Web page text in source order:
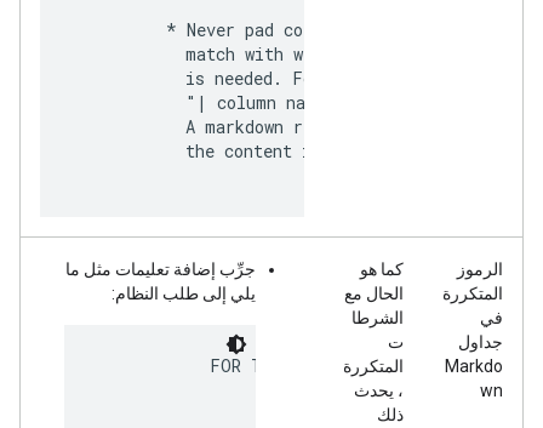
* Never pad column headers or other
match with width of other content.
is needed. For example, always do
"| column name                |".
A markdown renderer will
the content in a visually appealing
الرموز
المتكررة
في
جداول
Markdo
wn
كما هو
الحال مع
الشرطا
ت
المتكررة
، يحدث
ذلك
جرِّب إضافة تعليمات مثل ما
يلي إلى طلب النظام:
FOR TABLE HEADINGS, IMMEDIATELY